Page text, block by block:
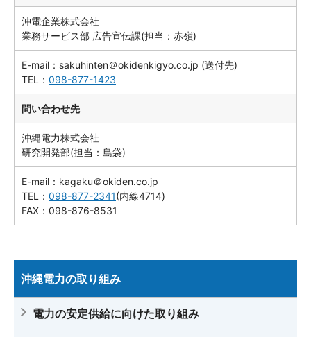
沖電企業株式会社
業務サービス部 広告宣伝課(担当：赤嶺)
E-mail：sakuhinten＠okidenkigyo.co.jp (送付先)
TEL： 098-877-1423
問い合わせ先
沖縄電力株式会社
研究開発部(担当：島袋)
E-mail：kagaku＠okiden.co.jp
TEL： 098-877-2341(内線4714)
FAX：098-876-8531
沖縄電力の取り組み
電力の安定供給に向けた取り組み